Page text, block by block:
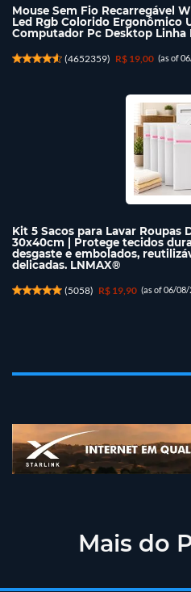
Mouse Sem Fio Recarregável
Led Rgb Colorido Ergonômico
Computador Pc Desktop Linha
(4652359) R$ 19,00 (as of
Kit 5 Sacos para Lavar Roupas
30x40cm | Protege tecidos
desgaste e embolados,
delicadas. LNMAX®
(5058) R$ 19,90 (as of 06/
Mais do